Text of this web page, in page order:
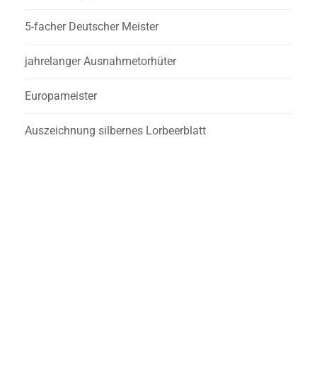
5-facher Deutscher Meister
jahrelanger Ausnahmetorhüter
Europameister
Auszeichnung silbernes Lorbeerblatt